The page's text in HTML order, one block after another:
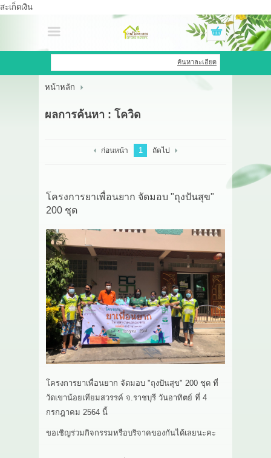
สะเก็ดเงิน
เข้าสู่ระบบ สมัครสมาชิก
สินค้าที่สนใจ
หน้าหลัก
HERBBRIGHT WELLNESS
GREEN HOUSE
เกี่ยวกับเรา
ค้นหาละเอียด
หน้าหลัก
ผลการค้นหา : โควิด
ก่อนหน้า 1 ถัดไป
โครงการยาเพื่อนยาก จัดมอบ "ถุงปันสุข"
200 ชุด
โครงการยาเพื่อนยาก จัดมอบ "ถุงปันสุข" 200 ชุด ที่
วัดเขาน้อยเทียมสวรรค์ จ.ราชบุรี วันอาทิตย์ ที่ 4
กรกฎาคม 2564 นี้
ขอเชิญร่วมกิจกรรมหรือบริจาคของกันได้เลยนะคะ